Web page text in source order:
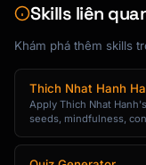
### If They
"[Smaller offer
### Cross-sell
"[Different
---
Skills liên
Khám phá thêm skills
Thich Nhat Hanh
Apply Thich Nhat
seeds, mindfulness,